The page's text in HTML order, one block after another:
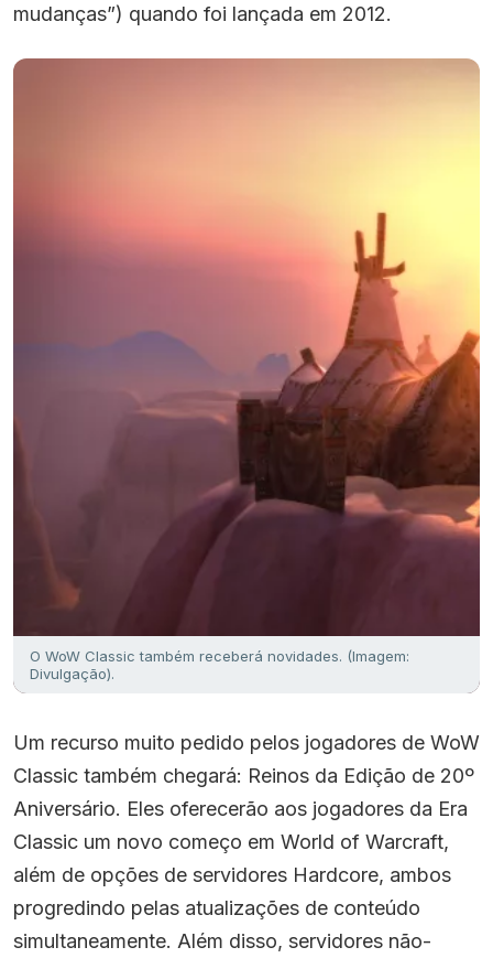
mudanças”) quando foi lançada em 2012.
O WoW Classic também receberá novidades. (Imagem:
Divulgação).
Um recurso muito pedido pelos jogadores de WoW
Classic também chegará: Reinos da Edição de 20º
Aniversário. Eles oferecerão aos jogadores da Era
Classic um novo começo em World of Warcraft,
além de opções de servidores Hardcore, ambos
progredindo pelas atualizações de conteúdo
simultaneamente. Além disso, servidores não-